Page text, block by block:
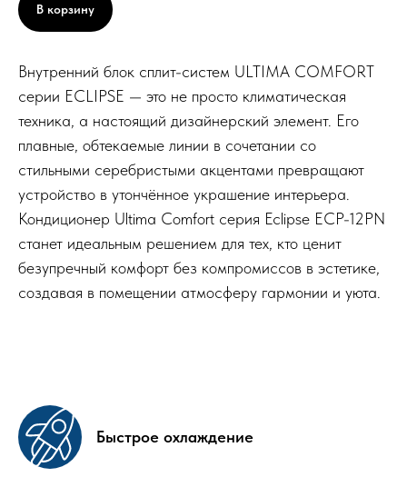
В корзину
Внутренний блок сплит-систем ULTIMA COMFORT
серии ECLIPSE — это не просто климатическая
техника, а настоящий дизайнерский элемент. Его
плавные, обтекаемые линии в сочетании со
стильными серебристыми акцентами превращают
устройство в утончённое украшение интерьера.
Кондиционер Ultima Comfort серия Eclipse ECP-12PN
станет идеальным решением для тех, кто ценит
безупречный комфорт без компромиссов в эстетике,
создавая в помещении атмосферу гармонии и уюта.
Быстрое охлаждение